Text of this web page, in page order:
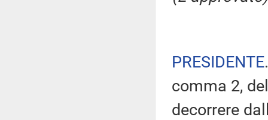
PRESIDENTE
comma 2,
decorrere